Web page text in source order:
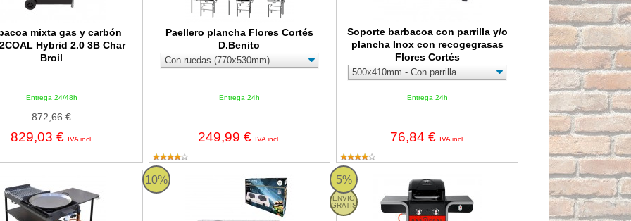
mixta gas y carbón
Hybrid 2.0 3B Char
Broil
Entrega 24/48h
872,66 €
829,03 € IVA incl.
Paellero plancha Flores Cortés
D.Benito
Entrega 24h
249,99 € IVA incl.
Soporte barbacoa con parrilla y/o
plancha Inox con recogegrasas
Flores Cortés
Entrega 24h
76,84 € IVA incl.
especial combinada con Plancha y Paellero de Gas Flores Cortés
10%
Cocina eléctrica portátil de 2 fuegos EDM 1000W-1500W
5%
ENVIO
GRATIS
Barbacoa de gas y carbón GAS2COAL Hybrid 2.0 2B Char Broil